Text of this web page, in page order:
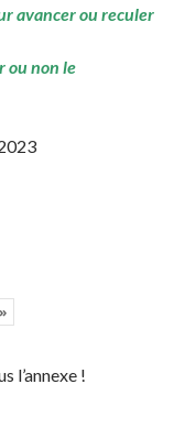
avancer ou reculer
ou non le
»
l’annexe !